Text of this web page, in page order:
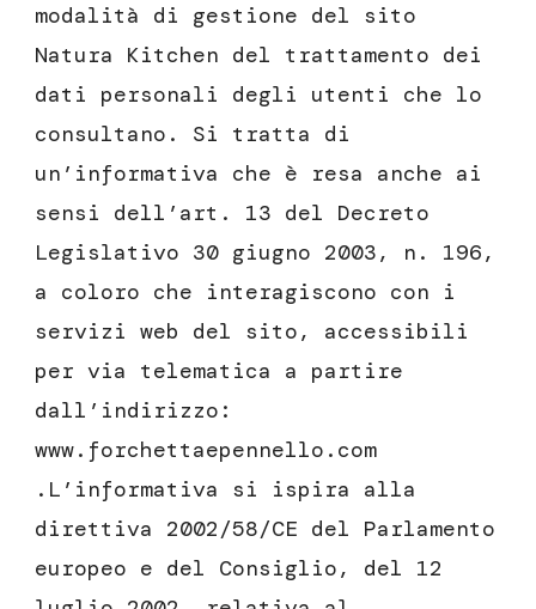
modalità di gestione del sito
Natura Kitchen del trattamento dei
dati personali degli utenti che lo
consultano. Si tratta di
un’informativa che è resa anche ai
sensi dell’art. 13 del Decreto
Legislativo 30 giugno 2003, n. 196,
a coloro che interagiscono con i
servizi web del sito, accessibili
per via telematica a partire
dall’indirizzo:
www.forchettaepennello.com
.L’informativa si ispira alla
direttiva 2002/58/CE del Parlamento
europeo e del Consiglio, del 12